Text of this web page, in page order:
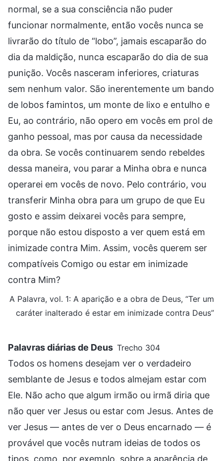
normal, se a sua consciência não puder
funcionar normalmente, então vocês nunca se
livrarão do título de “lobo”, jamais escaparão do
dia da maldição, nunca escaparão do dia de sua
punição. Vocês nasceram inferiores, criaturas
sem nenhum valor. São inerentemente um bando
de lobos famintos, um monte de lixo e entulho e
Eu, ao contrário, não opero em vocês em prol de
ganho pessoal, mas por causa da necessidade
da obra. Se vocês continuarem sendo rebeldes
dessa maneira, vou parar a Minha obra e nunca
operarei em vocês de novo. Pelo contrário, vou
transferir Minha obra para um grupo de que Eu
gosto e assim deixarei vocês para sempre,
porque não estou disposto a ver quem está em
inimizade contra Mim. Assim, vocês querem ser
compatíveis Comigo ou estar em inimizade
contra Mim?
A Palavra, vol. 1: A aparição e a obra de Deus, “Ter um
caráter inalterado é estar em inimizade contra Deus”
Palavras diárias de Deus Trecho 304
Todos os homens desejam ver o verdadeiro
semblante de Jesus e todos almejam estar com
Ele. Não acho que algum irmão ou irmã diria que
não quer ver Jesus ou estar com Jesus. Antes de
ver Jesus — antes de ver o Deus encarnado — é
provável que vocês nutram ideias de todos os
tipos, como, por exemplo, sobre a aparência de